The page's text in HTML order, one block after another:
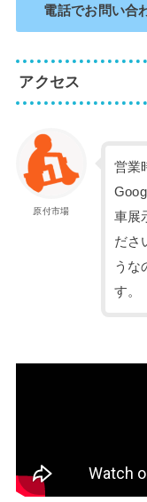
電話でお問い合
アクセス
原付市場
営業
車展
ださ
うな
す。